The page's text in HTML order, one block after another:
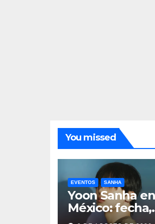
You missed
EVENTOS SANHA
Yoon Sanha en
México: fecha,
precios y